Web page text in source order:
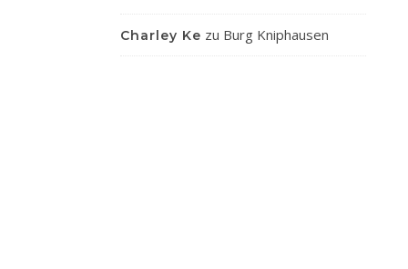
Charley Ke zu Burg Kniphausen